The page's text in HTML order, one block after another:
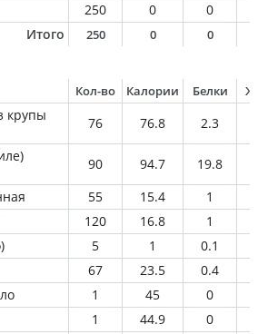
250 0 0
Итого
250 0 0
Кол-во Калории Белки
крупы
76 76.8 2.3
90 94.7 19.8
55 15.4 1
120 16.8 1
5 1 0.1
67 23.5 0.4
1 45 0
1 44.9 0